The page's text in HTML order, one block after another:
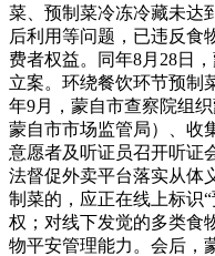
菜、预制菜冷冻冷藏未达
后利用等问题，已违反食
费者权益。同年8月28日
立案。环绕餐饮环节预制
年9月，蒙自市查察院组
蒙自市市场监管局）、收
意愿者及听证员召开听证
法督促外卖平台落实从体
制菜的，应正在线上标识
权；对线下发觉的多类食
物平安管理能力。会后，